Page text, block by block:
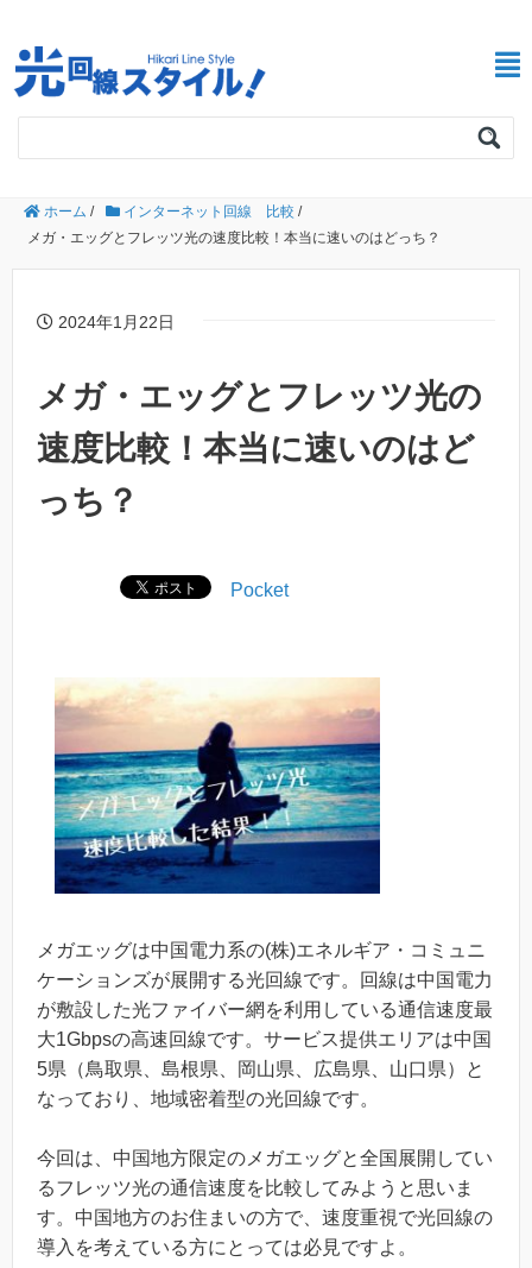
ホーム / インターネット回線 比較 /
メガ・エッグとフレッツ光の速度比較！本当に速いのはどっち？
2024年1月22日
メガ・エッグとフレッツ光の
速度比較！本当に速いのはど
っち？
Pocket
メガエッグは中国電力系の(株)エネルギア・コミュニ
ケーションズが展開する光回線です。回線は中国電力
が敷設した光ファイバー網を利用している通信速度最
大1Gbpsの高速回線です。サービス提供エリアは中国
5県（鳥取県、島根県、岡山県、広島県、山口県）と
なっており、地域密着型の光回線です。
今回は、中国地方限定のメガエッグと全国展開してい
るフレッツ光の通信速度を比較してみようと思いま
す。中国地方のお住まいの方で、速度重視で光回線の
導入を考えている方にとっては必見ですよ。